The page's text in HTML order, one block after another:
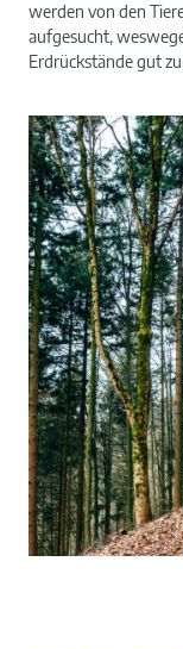
werden von den
aufgesucht,
Erdrückstände gut